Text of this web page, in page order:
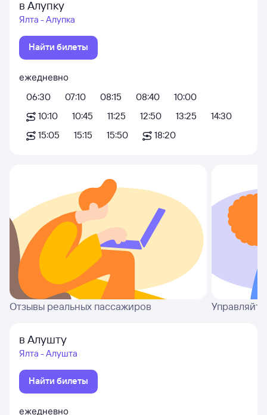
в Алупку
Ялта - Алупка
Найти билеты
ежедневно
06:30
07:10 08:15 08:40
10:00
10:10
10:45 11:25 12:50 13:25
14:30
15:05
15:15 15:50 18:20
Отзывы реальных пассажиров
в Алушту
Ялта - Алушта
Найти билеты
ежедневно